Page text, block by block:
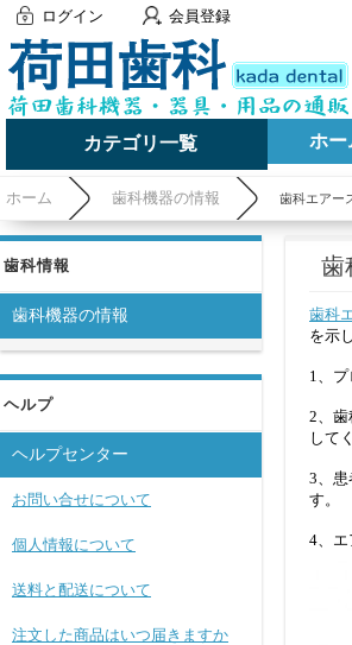
ログイン 会員登録
カテゴリ一覧 ホー
ホーム 歯科機器の情報 歯科エアー
歯科情報
歯科機器の情報
ヘルプ
ヘルプセンター
お問い合せについて
個人情報について
送料と配送について
注文した商品はいつ届きますか
歯
歯科
を示
1、
2、
して
3、
す。
4、